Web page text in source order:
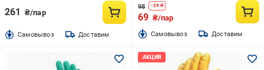
261 ₴/пар
Cамовывоз Доставим
98 -29₴
69 ₴/пар
Cамовывоз Доставим